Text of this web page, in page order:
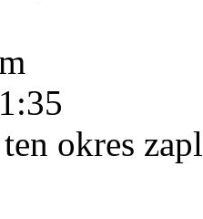
okres